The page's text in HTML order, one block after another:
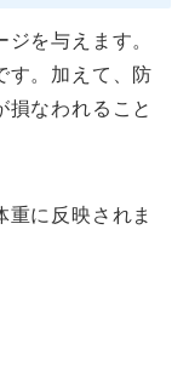
を与えます。
す。加えて、防
損なわれること
に反映されま